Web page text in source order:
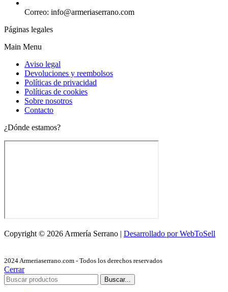
Correo: info@armeriaserrano.com
Páginas legales
Main Menu
Aviso legal
Devoluciones y reembolsos
Políticas de privacidad
Políticas de cookies
Sobre nosotros
Contacto
¿Dónde estamos?
Copyright © 2026 Armería Serrano | Desarrollado por WebToSell
2024 Armeriaserrano.com - Todos los derechos reservados
Cerrar
Buscar...